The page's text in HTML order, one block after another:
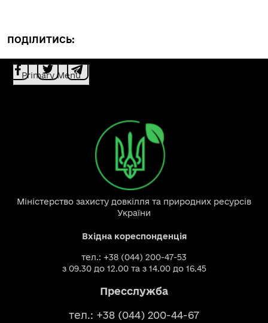
ПОДІЛИТИСЬ:
Primary Menu
Міністерство захисту довкілля та природних ресурсів
України
Вхідна кореспонденція
тел.: +38 (044) 200-47-53
з 09.30 до 12.00 та з 14.00 до 16.45
Пресслужба
тел.: +38 (044) 200-44-67